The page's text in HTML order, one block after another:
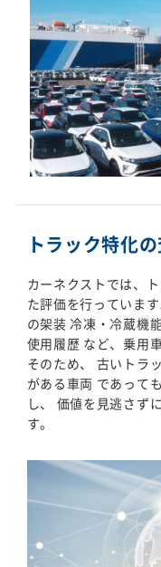
トラック特化
カーネクストでは、
た評価を行っていま
の架装 冷凍・冷蔵機
使用履歴 など、乗用
そのため、 古いトラ
がある車両 であって
し、 価値を見逃さず
す。